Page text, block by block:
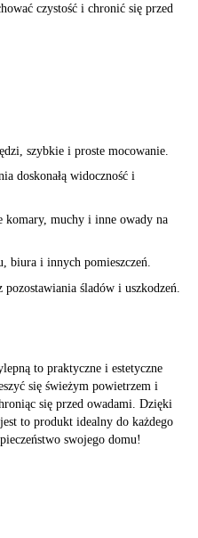
czystość i chronić się przed
szybkie i proste mocowanie.
doskonałą widoczność i
komary, muchy i inne owady na
biura i innych pomieszczeń.
śladów i uszkodzeń.
to praktyczne i estetyczne
się świeżym powietrzem i
się przed owadami. Dzięki
to produkt idealny do każdego
swojego domu!